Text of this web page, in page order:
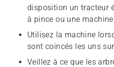
disposition un tracteur
à pince ou une
Utilisez la machine
sont coincés les uns
Veillez à ce que les